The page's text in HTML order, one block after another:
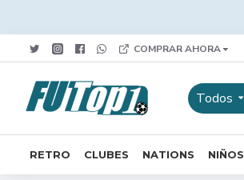
COMPRAR AHORA
Todos
RETRO CLUBES NATIONS NIÑOS